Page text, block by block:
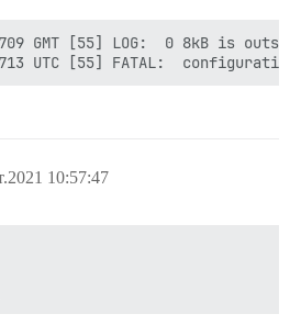
GMT [55] LOG:  0 8kB is
10:57:47